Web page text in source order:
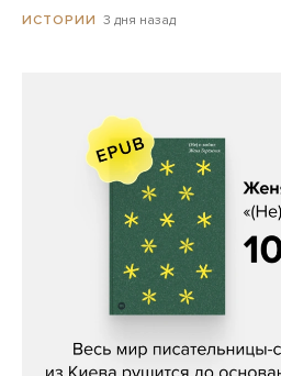
ИСТОРИИ 3 дня назад
Женя Бережная,